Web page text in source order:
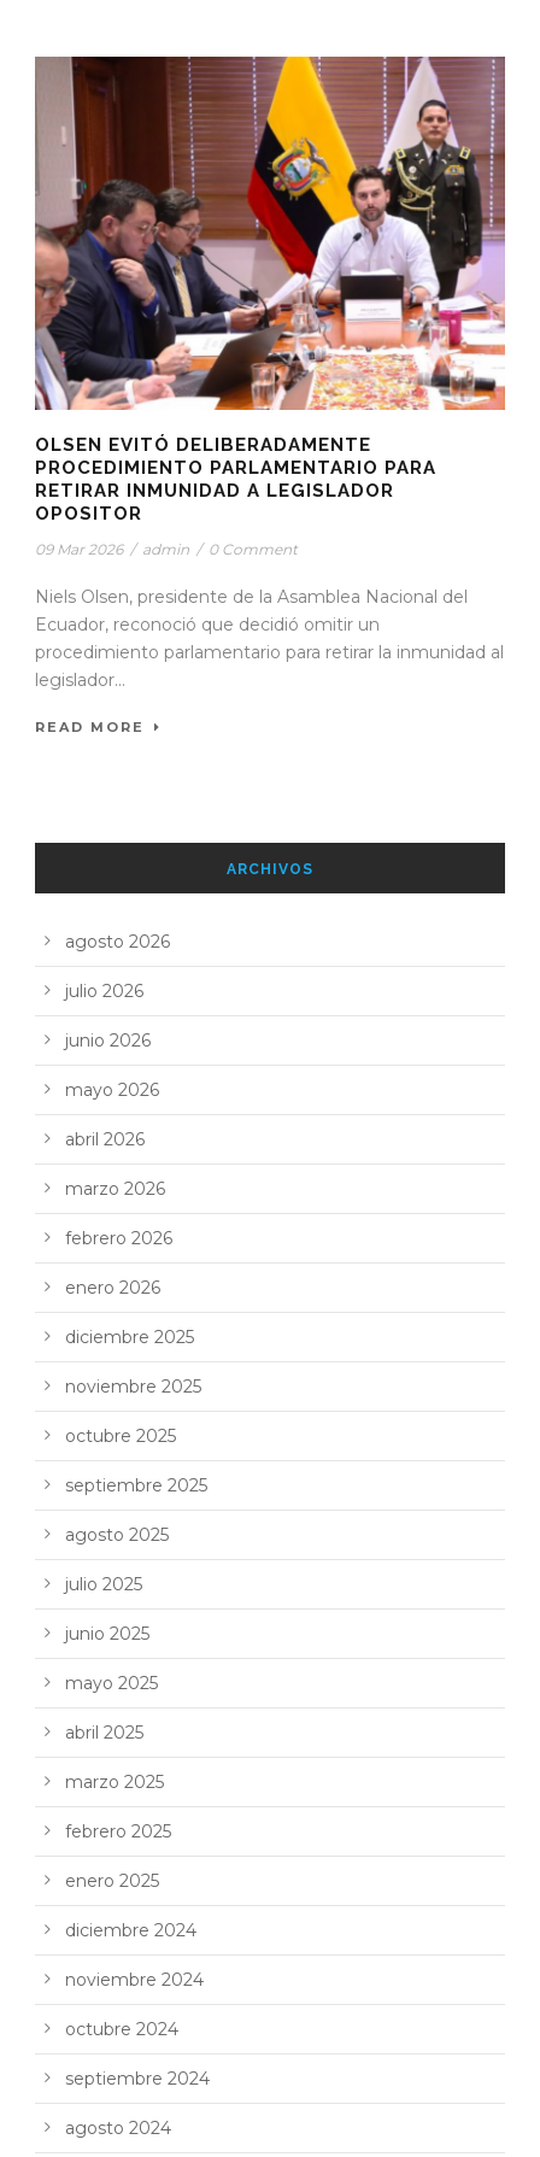
OLSEN EVITÓ DELIBERADAMENTE
PROCEDIMIENTO PARLAMENTARIO PARA
RETIRAR INMUNIDAD A LEGISLADOR
OPOSITOR
09 Mar 2026 / admin / 0 Comment
Niels Olsen, presidente de la Asamblea Nacional del
Ecuador, reconoció que decidió omitir un
procedimiento parlamentario para retirar la inmunidad al
legislador...
READ MORE
ARCHIVOS
agosto 2026
julio 2026
junio 2026
mayo 2026
abril 2026
marzo 2026
febrero 2026
enero 2026
diciembre 2025
noviembre 2025
octubre 2025
septiembre 2025
agosto 2025
julio 2025
junio 2025
mayo 2025
abril 2025
marzo 2025
febrero 2025
enero 2025
diciembre 2024
noviembre 2024
octubre 2024
septiembre 2024
agosto 2024